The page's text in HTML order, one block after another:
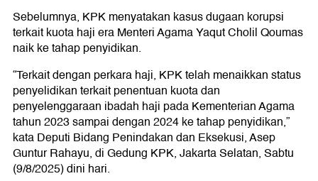
Sebelumnya, KPK menyatakan kasus dugaan korupsi
terkait kuota haji era Menteri Agama Yaqut Cholil Qoumas
naik ke tahap penyidikan.
“Terkait dengan perkara haji, KPK telah menaikkan status
penyelidikan terkait penentuan kuota dan
penyelenggaraan ibadah haji pada Kementerian Agama
tahun 2023 sampai dengan 2024 ke tahap penyidikan,”
kata Deputi Bidang Penindakan dan Eksekusi, Asep
Guntur Rahayu, di Gedung KPK, Jakarta Selatan, Sabtu
(9/8/2025) dini hari.